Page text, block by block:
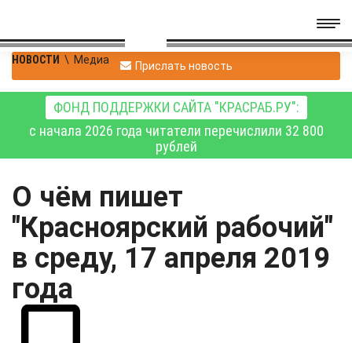
НОВОСТИ \ Медиа Прислать новость
ФОНД ПОДДЕРЖКИ САЙТА "КРАСРАБ.РУ":
с начала 2026 года читатели перечислили 32 800
рублей
О чём пишет
"Красноярский рабочий"
в среду, 17 апреля 2019
года